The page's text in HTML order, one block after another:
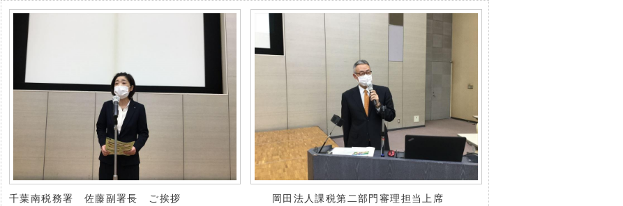
千葉南税務署 佐藤副署長 ご挨拶 岡田法人課税第二部門審理担当上席